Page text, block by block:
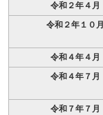
令和２年４月
令和２年１０月
令和４年４月
令和４年７月
令和７年７月